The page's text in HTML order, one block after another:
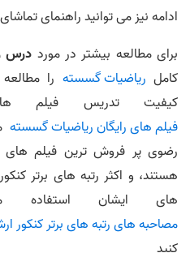
ادامه نیز می توانید راهنمای
برای مطالعه بیشتر در مورد درس
کامل ریاضیات گسسته را
کیفیت تدریس فیلم
فیلم های رایگان ریاضیات گسسته
رضوی پر فروش ترین فیلم های
هستند، و اکثر رتبه های برتر
های ایشان استفاده
مصاحبه های رتبه های برتر کنکور